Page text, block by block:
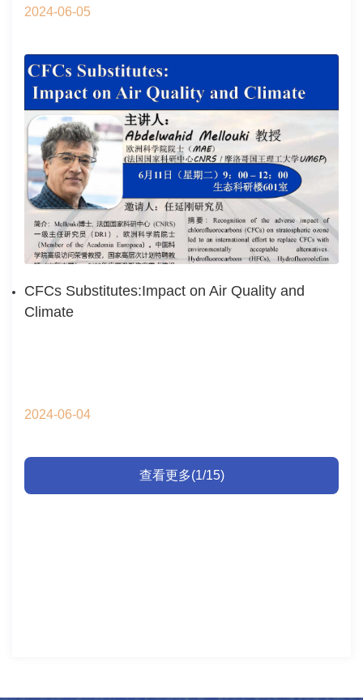
2024-06-05
CFCs Substitutes:Impact on Air Quality and
Climate
2024-06-04
查看更多(1/15)